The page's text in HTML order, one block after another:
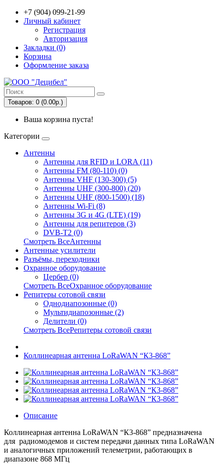
+7 (904) 099-21-99
Личный кабинет
Регистрация
Авторизация
Закладки (0)
Корзина
Оформление заказа
Товаров: 0 (0.00р.)
Ваша корзина пуста!
Категории
Антенны
Антенны для RFID и LORA (11)
Антенны FM (80-110) (0)
Антенны VHF (130-300) (5)
Антенны UHF (300-800) (20)
Антенны UHF (800-1500) (18)
Антенны Wi-Fi (8)
Антенны 3G и 4G (LTE) (19)
Антенны для репитеров (3)
DVB-T2 (0)
Смотреть ВсеАнтенны
Антенные усилители
Разъёмы, переходники
Охранное оборудование
Цербер (0)
Смотреть ВсеОхранное оборудование
Репитеры сотовой связи
Однодиапозонные (0)
Мультидиапозонные (2)
Делители (0)
Смотреть ВсеРепитеры сотовой связи
Коллинеарная антенна LoRaWAN “К3-868”
Описание
Коллинеарная антенна LoRaWAN “К3-868” предназначена
для радиомодемов и систем передачи данных типа LoRaWAN
и аналогичных приложений телеметрии, работающих в
диапазоне 868 МГц